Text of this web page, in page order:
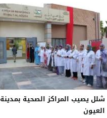
شلل يصيب المراكز الصحية بمدينة
العيون